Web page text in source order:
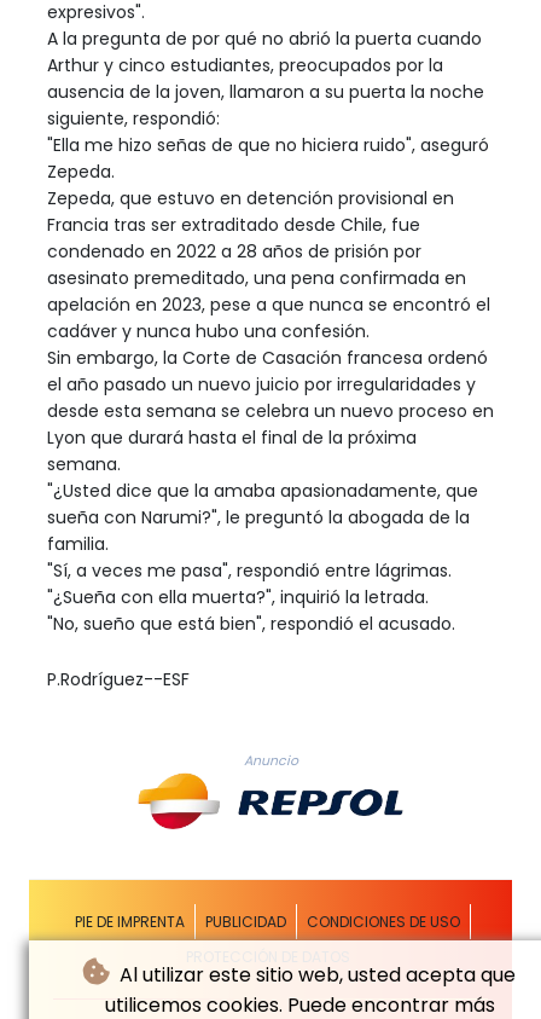
Al utilizar este sitio web, usted acepta que
utilicemos cookies. Puede encontrar más
expresivos".
A la pregunta de por qué no abrió la puerta cuando
Arthur y cinco estudiantes, preocupados por la
ausencia de la joven, llamaron a su puerta la noche
siguiente, respondió:
"Ella me hizo señas de que no hiciera ruido", aseguró
Zepeda.
Zepeda, que estuvo en detención provisional en
Francia tras ser extraditado desde Chile, fue
condenado en 2022 a 28 años de prisión por
asesinato premeditado, una pena confirmada en
apelación en 2023, pese a que nunca se encontró el
cadáver y nunca hubo una confesión.
Sin embargo, la Corte de Casación francesa ordenó
el año pasado un nuevo juicio por irregularidades y
desde esta semana se celebra un nuevo proceso en
Lyon que durará hasta el final de la próxima
semana.
"¿Usted dice que la amaba apasionadamente, que
sueña con Narumi?", le preguntó la abogada de la
familia.
"Sí, a veces me pasa", respondió entre lágrimas.
"¿Sueña con ella muerta?", inquirió la letrada.
"No, sueño que está bien", respondió el acusado.
P.Rodríguez--ESF
Anuncio
PIE DE IMPRENTA PUBLICIDAD
CONDICIONES DE USO